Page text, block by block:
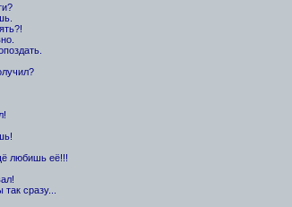
любишь её!!!
сразу...